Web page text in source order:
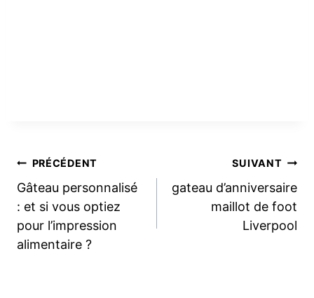
Navigation
de
l’article
PRÉCÉDENT
Gâteau personnalisé
: et si vous optiez
pour l’impression
alimentaire ?
SUIVANT
gateau d’anniversaire
maillot de foot
Liverpool